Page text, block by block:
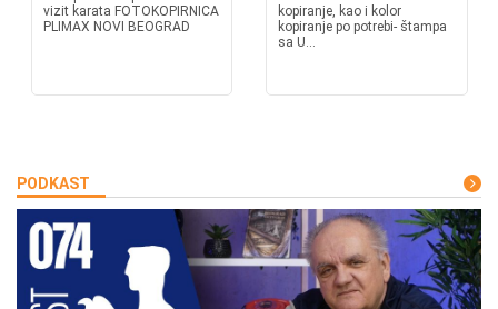
vizit karata FOTOKOPIRNICA
PLIMAX NOVI BEOGRAD
kopiranje, kao i kolor
kopiranje po potrebi- štampa
sa U...
PODKAST